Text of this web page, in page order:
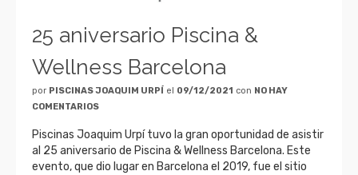
25 aniversario Piscina &
Wellness Barcelona
por PISCINAS JOAQUIM URPÍ el 09/12/2021 con NO HAY
COMENTARIOS
Piscinas Joaquim Urpí tuvo la gran oportunidad de asistir
al 25 aniversario de Piscina & Wellness Barcelona. Este
evento, que dio lugar en Barcelona el 2019, fue el sitio